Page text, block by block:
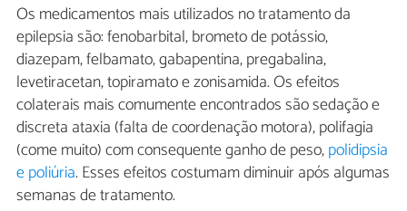
Os medicamentos mais utilizados no tratamento da
epilepsia são: fenobarbital, brometo de potássio,
diazepam, felbamato, gabapentina, pregabalina,
levetiracetan, topiramato e zonisamida. Os efeitos
colaterais mais comumente encontrados são sedação e
discreta ataxia (falta de coordenação motora), polifagia
(come muito) com consequente ganho de peso,polidipsia
e poliúria. Esses efeitos costumam diminuir após algumas
semanas de tratamento.